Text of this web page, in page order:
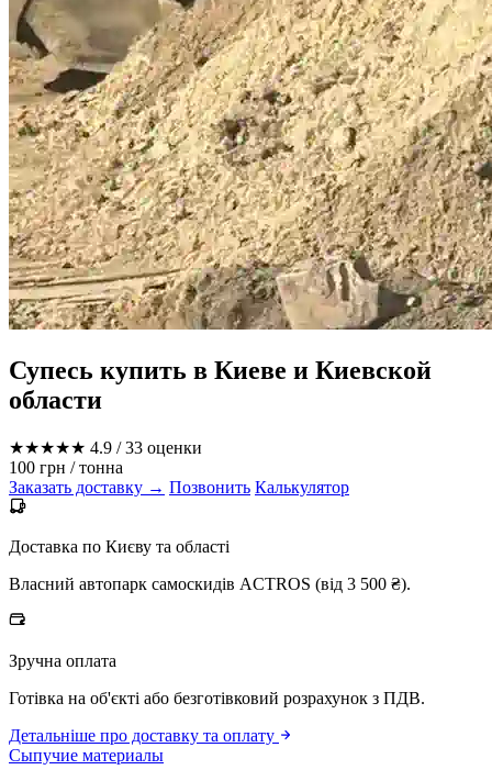
Супесь купить в Киеве и Киевской
области
★★★★★ 4.9 / 33 оценки
100 грн / тонна
Заказать доставку → Позвонить Калькулятор
Доставка по Києву та області
Власний автопарк самоскидів ACTROS (від 3 500 ₴).
Зручна оплата
Готівка на об'єкті або безготівковий розрахунок з ПДВ.
Детальніше про доставку та оплату
Сыпучие материалы